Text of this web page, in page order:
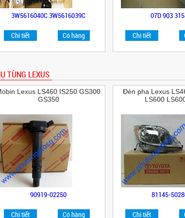
3W5616040C,3W5616039C
Chi tiết Có hàng
07D 903
Chi tiết
TÙNG LEXUS
Lexus LS460 IS250 GS300
GS350
90919-02250
Chi tiết Có hàng
Đèn pha Lexus
LS600
81145-
Chi tiết